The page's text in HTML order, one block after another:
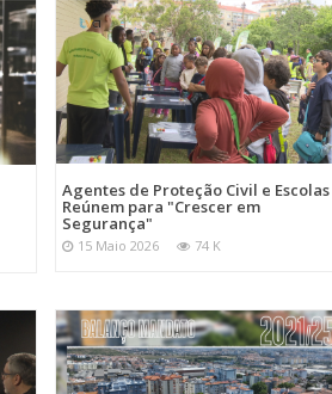
Agentes de Proteção Civil e Escolas
Reúnem para "Crescer em
Segurança"
15 Maio 2026 74 K